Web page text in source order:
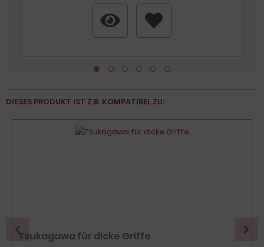
DIESES PRODUKT IST Z.B. KOMPATIBEL ZU:
Tsukagawa für dicke Griffe